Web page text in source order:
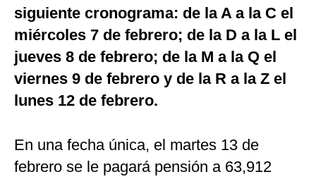
siguiente cronograma: de la A a la C el
miércoles 7 de febrero; de la D a la L el
jueves 8 de febrero; de la M a la Q el
viernes 9 de febrero y de la R a la Z el
lunes 12 de febrero.
En una fecha única, el martes 13 de
febrero se le pagará pensión a 63,912